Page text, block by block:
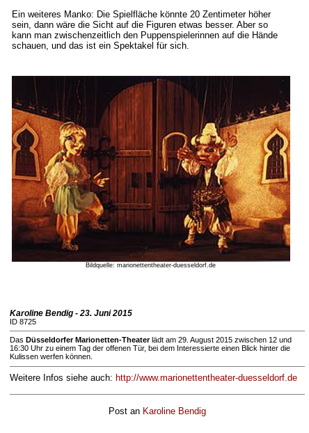
Ein weiteres Manko: Die Spielfläche könnte 20 Zentimeter höher
sein, dann wäre die Sicht auf die Figuren etwas besser. Aber so
kann man zwischenzeitlich den Puppenspielerinnen auf die Hände
schauen, und das ist ein Spektakel für sich.
Bildquelle: marionettentheater-duesseldorf.de
Karoline Bendig - 23. Juni 2015
ID 8725
Das Düsseldorfer Marionetten-Theaterlädt am 29. August 2015 zwischen 12 und
16:30 Uhr zu einem Tag der offenen Tür, bei dem Interessierte einen Blick hinter die
Kulissen werfen können.
Weitere Infos siehe auch: http://www.marionettentheater-duesseldorf.de
Post an Karoline Bendig